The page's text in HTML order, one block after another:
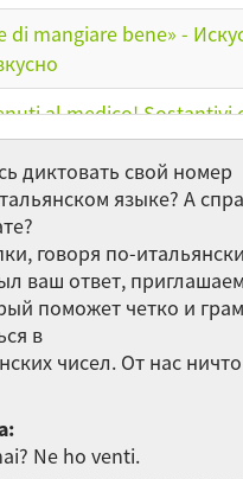
di mangiare bene» -
al medico! Sostantivi
plurali./Добро
Имена существительные
множественного
pronominali. La
/ Местоименные глаголы.
Рим
/ Семья
senza gli sbagli /
диктовать свой номер
языке? А
говоря по-
ваш ответ,
поможет четко и
в
чисел. От нас
Ne ho venti.